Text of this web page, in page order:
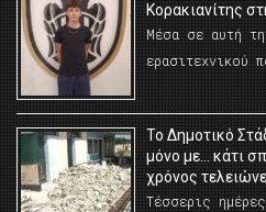
Κορακιανίτης
Μέσα σε αυτή
ερασιτεχνικού
Το Δημοτικό
μόνο με… κάτι
χρόνος
Τέσσερις